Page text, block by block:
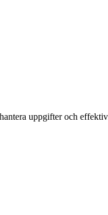
uppgifter och